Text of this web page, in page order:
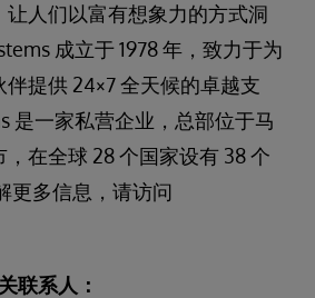
人们以富有想象力的方式洞
成立于 1978 年，致力于为
提供 24×7 全天候的卓越支
是一家私营企业，总部位于马
在全球 28 个国家设有 38 个
更多信息，请访问
联系人：